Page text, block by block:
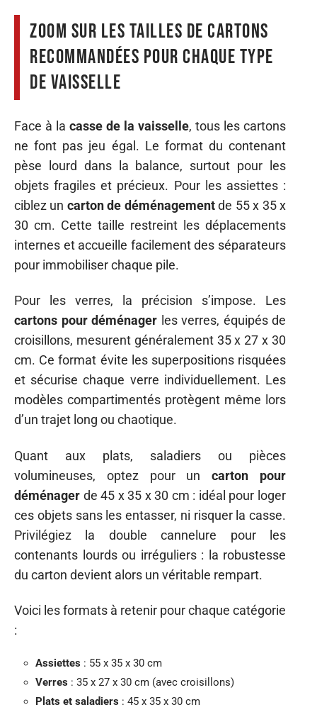
Zoom sur les tailles de cartons
recommandées pour chaque type
de vaisselle
Face à la casse de la vaisselle, tous les cartons
ne font pas jeu égal. Le format du contenant
pèse lourd dans la balance, surtout pour les
objets fragiles et précieux. Pour les assiettes :
ciblez un carton de déménagementde 55 x 35 x
30 cm. Cette taille restreint les déplacements
internes et accueille facilement des séparateurs
pour immobiliser chaque pile.
Pour les verres, la précision s’impose. Les
cartons pour déménager les verres, équipés de
croisillons, mesurent généralement 35 x 27 x 30
cm. Ce format évite les superpositions risquées
et sécurise chaque verre individuellement. Les
modèles compartimentés protègent même lors
d’un trajet long ou chaotique.
Quant aux plats, saladiers ou pièces
volumineuses, optez pour uncarton pour
déménager de 45 x 35 x 30 cm : idéal pour loger
ces objets sans les entasser, ni risquer la casse.
Privilégiez la double cannelure pour les
contenants lourds ou irréguliers : la robustesse
du carton devient alors un véritable rempart.
Voici les formats à retenir pour chaque catégorie
:
Assiettes : 55 x 35 x 30 cm
Verres : 35 x 27 x 30 cm (avec croisillons)
Plats et saladiers : 45 x 35 x 30 cm